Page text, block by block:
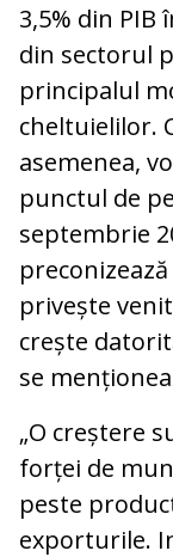
3,5% din PIB
din sectorul
principalul
cheltuielilor.
asemenea,
punctul de
septembrie
privește
crește
se
„O creștere
forței de
peste
exporturile.